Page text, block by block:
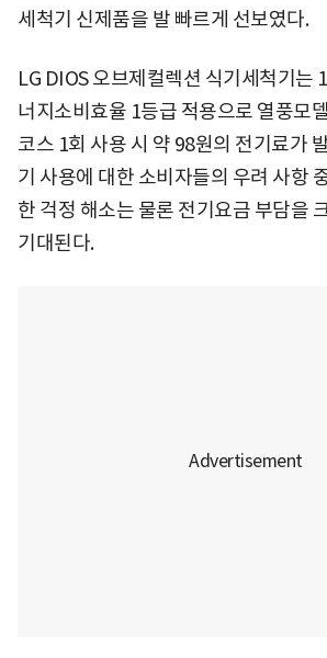
세척기 신제품을 발 빠르게 선보였다.
LG DIOS 오브제컬렉션 식기세척기는
너지소비효율 1등급 적용으로 열풍모
코스 1회 사용 시 약 98원의 전기료가
기 사용에 대한 소비자들의 우려 사항
한 걱정 해소는 물론 전기요금 부담을
기대된다.